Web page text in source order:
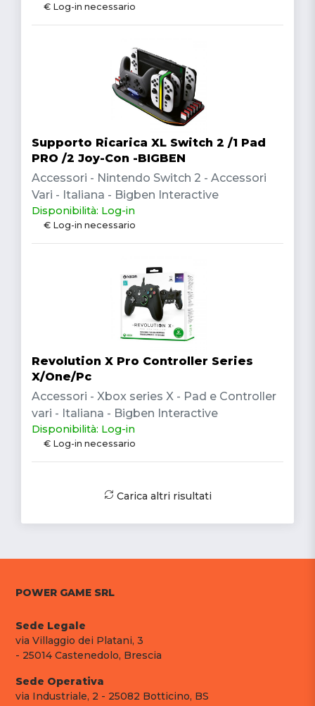
€ Log-in necessario
Supporto Ricarica XL Switch 2 /1 Pad
PRO /2 Joy-Con -BIGBEN
Accessori - Nintendo Switch 2 - Accessori
Vari - Italiana - Bigben Interactive
Disponibilità: Log-in
€ Log-in necessario
Revolution X Pro Controller Series
X/One/Pc
Accessori - Xbox series X - Pad e Controller
vari - Italiana - Bigben Interactive
Disponibilità: Log-in
€ Log-in necessario
Carica altri risultati
POWER GAME SRL
Sede Legale
via Villaggio dei Platani, 3
- 25014 Castenedolo, Brescia
Sede Operativa
via Industriale, 2 - 25082 Botticino, BS